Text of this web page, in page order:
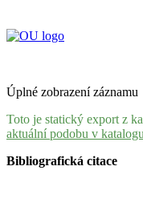
Úplné zobrazení záznamu
Toto je statický export z
aktuální podobu v
Bibliografická citace